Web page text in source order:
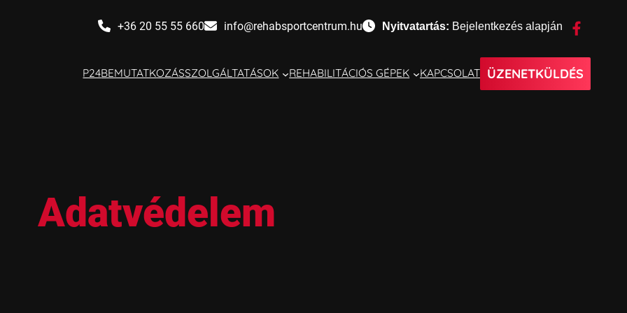
+36 20 55 55 660 info@rehabsportcentrum.hu Nyitvatartás: Bejelentkezés alapján
P24BEMUTATKOZÁSSZOLGÁLTATÁSOK REHABILITÁCIÓS GÉPEK KAPCSOLAT ÜZENETKÜLDÉS
Adatvédelem